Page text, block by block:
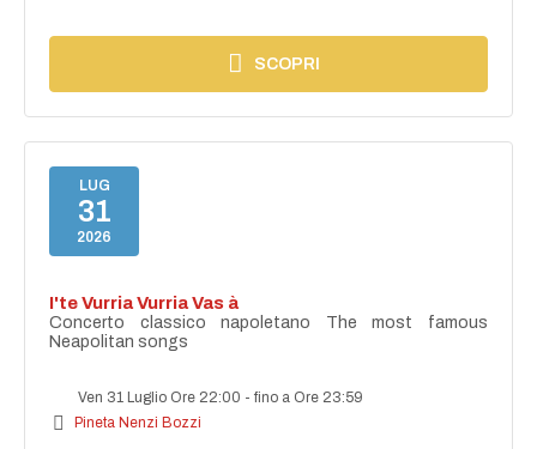
SCOPRI
LUG
31
2026
I'te Vurria Vurria Vas à
Concerto classico napoletano The most famous
Neapolitan songs
Ven 31 Luglio Ore 22:00 -fino a Ore 23:59
Pineta Nenzi Bozzi